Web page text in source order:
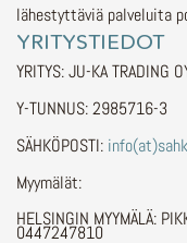
lähestyttäviä palveluita
YRITYSTIEDOT
YRITYS: JU-KA TRADING
Y-TUNNUS: 2985716-3
SÄHKÖPOSTI:
Myymälät:
HELSINGIN MYYMÄLÄ:
0447247810